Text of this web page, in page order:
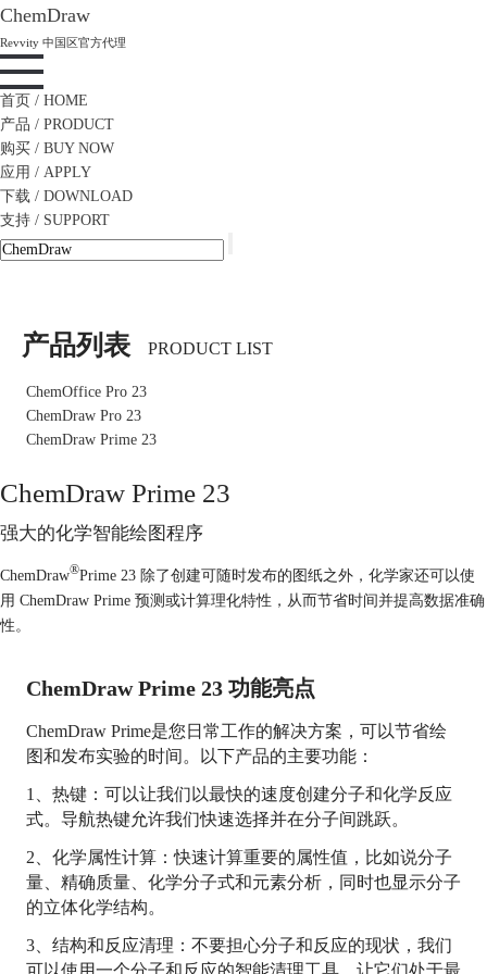
ChemDraw
Revvity 中国区官方代理
首页 / HOME
产品 / PRODUCT
购买 / BUY NOW
应用 / APPLY
下载 / DOWNLOAD
支持 / SUPPORT
产品列表 PRODUCT LIST
ChemOffice Pro 23
ChemDraw Pro 23
ChemDraw Prime 23
ChemDraw Prime 23
强大的化学智能绘图程序
ChemDraw®Prime 23 除了创建可随时发布的图纸之外，化学家还可以使
用 ChemDraw Prime 预测或计算理化特性，从而节省时间并提高数据准确
性。
ChemDraw Prime 23 功能亮点
ChemDraw Prime是您日常工作的解决方案，可以节省绘
图和发布实验的时间。以下产品的主要功能：
1、热键：可以让我们以最快的速度创建分子和化学反应
式。导航热键允许我们快速选择并在分子间跳跃。
2、化学属性计算：快速计算重要的属性值，比如说分子
量、精确质量、化学分子式和元素分析，同时也显示分子
的立体化学结构。
3、结构和反应清理：不要担心分子和反应的现状，我们
可以使用一个分子和反应的智能清理工具，让它们处于最